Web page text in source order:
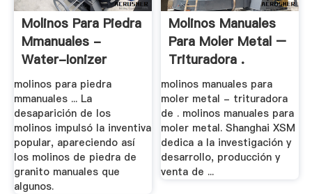
Molinos Para Piedra
Mmanuales -
Water-Ionizer
molinos para piedra
mmanuales ... La
desaparición de los
molinos impulsó la inventiva
popular, apareciendo así
los molinos de piedra de
granito manuales que
algunos.
Molinos Manuales
Para Moler Metal –
Trituradora .
molinos manuales para
moler metal - trituradora
de . molinos manuales para
moler metal. Shanghai XSM
dedica a la investigación y
desarrollo, producción y
venta de ...